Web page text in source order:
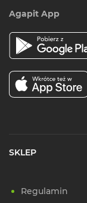
Agapit App
SKLEP
Regulamin